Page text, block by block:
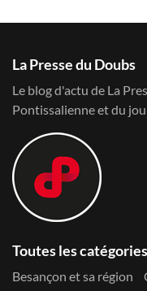
La Presse du Doubs
Le blog d'actu de La
Pontissalienne et du
Toutes les catégories
Besançon et sa région